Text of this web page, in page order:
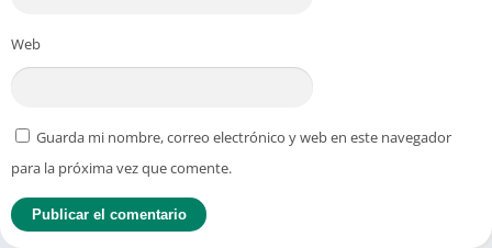
Web
Guarda mi nombre, correo electrónico y web en este navegador
para la próxima vez que comente.